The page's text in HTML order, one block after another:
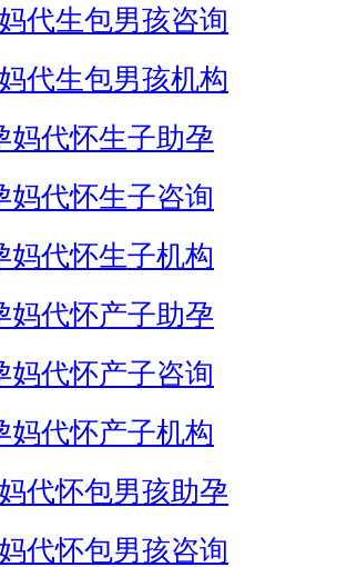
代生包男孩咨询
代生包男孩机构
妈代怀生子助孕
妈代怀生子咨询
妈代怀生子机构
妈代怀产子助孕
妈代怀产子咨询
妈代怀产子机构
代怀包男孩助孕
代怀包男孩咨询